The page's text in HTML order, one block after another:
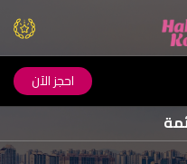
احجز الآن